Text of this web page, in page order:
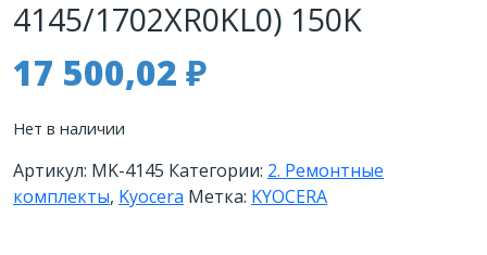
4145/1702XR0KL0) 150K
17 500,02 ₽
Нет в наличии
Артикул: MK-4145 Категории: 2. Ремонтные
комплекты, Kyocera Метка: KYOCERA